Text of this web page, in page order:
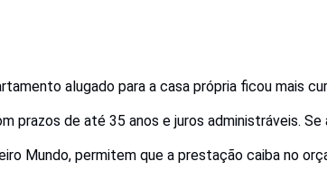
alugado para a casa própria ficou mais
prazos de até 35 anos e juros administráveis. Se
Mundo, permitem que a prestação caiba no